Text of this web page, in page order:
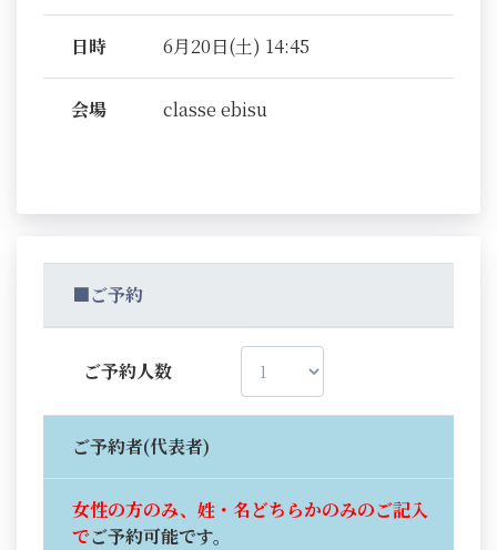
日時 6月20日(土) 14:45
会場 classe ebisu
■ご予約
ご予約人数
ご予約者(代表者)
女性の方のみ、姓・名どちらかのみのご記入
でご予約可能です。